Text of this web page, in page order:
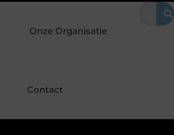
Hoe bouw je een SEO-vriendelijke
Onze Organisatie
Contact